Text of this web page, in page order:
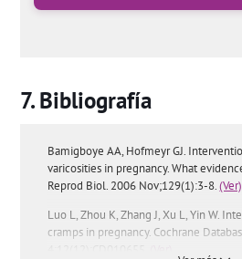
Bibliografía
Bamigboye AA, Hofmeyr GJ.
varicosities in pregnancy. What
Reprod Biol. 2006 Nov;129(1):3-8.(Ver)
Luo L, Zhou K, Zhang J, Xu L, Yin W.
cramps in pregnancy. Cochrane